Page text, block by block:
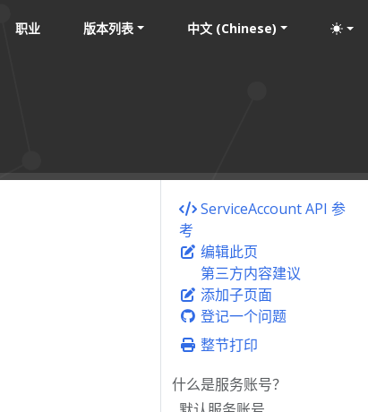
职业 版本列表 中文 (Chinese)
ServiceAccount API 参
考
编辑此页
第三方内容建议
添加子页面
登记一个问题
整节打印
什么是服务账号？